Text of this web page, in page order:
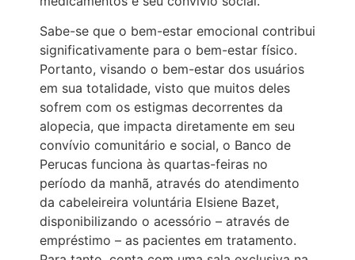
Sabe-se que o bem-estar emocional contribui
significativamente para o bem-estar físico.
Portanto, visando o bem-estar dos usuários
em sua totalidade, visto que muitos deles
sofrem com os estigmas decorrentes da
alopecia, que impacta diretamente em seu
convívio comunitário e social, o Banco de
Perucas funciona às quartas-feiras no
período da manhã, através do atendimento
da cabeleireira voluntária Elsiene Bazet,
disponibilizando o acessório – através de
empréstimo – as pacientes em tratamento.